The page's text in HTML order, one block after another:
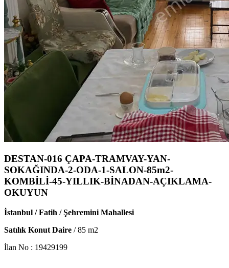
DESTAN-016 ÇAPA-TRAMVAY-YAN-
SOKAĞINDA-2-ODA-1-SALON-85m2-
KOMBİLİ-45-YILLIK-BİNADAN-AÇIKLAMA-
OKUYUN
İstanbul / Fatih / Şehremini Mahallesi
Satılık Konut Daire /85 m2
İlan No : 19429199